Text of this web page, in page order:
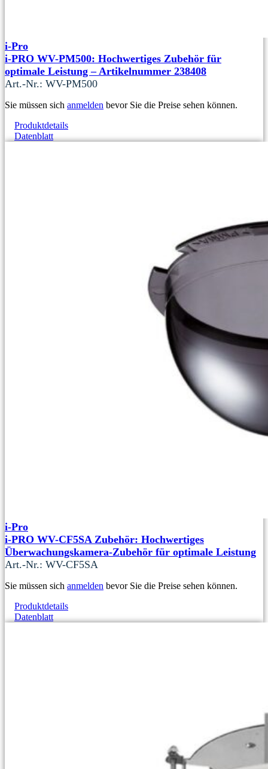
i-Pro
i-PRO WV-PM500: Hochwertiges Zubehör für
optimale Leistung – Artikelnummer 238408
Art.-Nr.: WV-PM500
Sie müssen sich anmelden bevor Sie die Preise sehen können.
Produktdetails
Datenblatt
i-Pro
i-PRO WV-CF5SA Zubehör: Hochwertiges
Überwachungskamera-Zubehör für optimale Leistung
Art.-Nr.: WV-CF5SA
Sie müssen sich anmelden bevor Sie die Preise sehen können.
Produktdetails
Datenblatt